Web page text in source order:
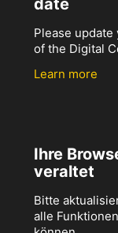
date
Please
of the Digital
Learn more
Ihre
veraltet
Bitte
alle